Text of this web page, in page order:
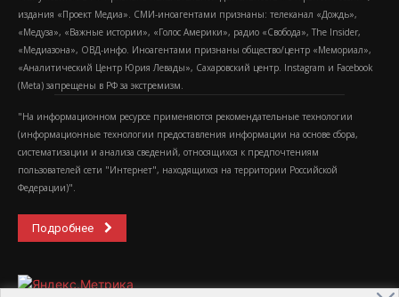
издания «Проект Медиа». СМИ-иноагентами признаны: телеканал «Дождь»,
«Медуза», «Важные истории», «Голос Америки», радио «Свобода», The Insider,
«Медиазона», ОВД-инфо. Иноагентами признаны общество/центр «Мемориал»,
«Аналитический Центр Юрия Левады», Сахаровский центр. Instagram и Facebook
(Metа) запрещены в РФ за экстремизм.
"На информационном ресурсе применяются рекомендательные технологии
(информационные технологии предоставления информации на основе сбора,
систематизации и анализа сведений, относящихся к предпочтениям
пользователей сети "Интернет", находящихся на территории Российской
Федерации)".
Подробнее